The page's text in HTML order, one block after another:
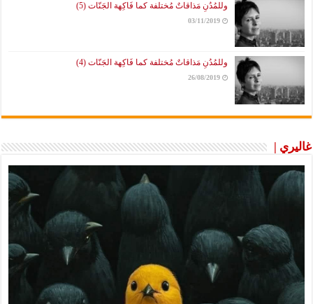
وللمُدُنِ مَذاقاتٌ مُختلفة كما فَاكِهة الجَنّات (5)
03/11/2019
وللمُدُنِ مَذاقاتٌ مُختلفة كما فَاكِهة الجَنّات (4)
26/08/2019
غاليري |